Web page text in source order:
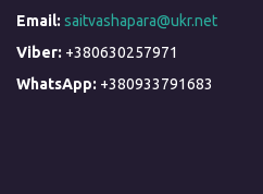
saitvashapara@ukr.net
+380630257971
+380933791683